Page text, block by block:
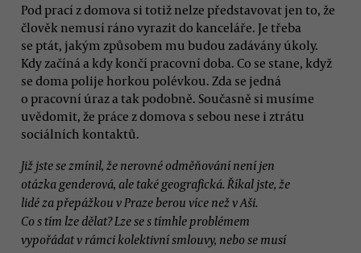
Pod prací z domova si totiž nelze představovat jen to, že
člověk nemusí ráno vyrazit do kanceláře. Je třeba
se ptát, jakým způsobem mu budou zadávány úkoly.
Kdy začíná a kdy končí pracovní doba. Co se stane, když
se doma polije horkou polévkou. Zda se jedná
o pracovní úraz a tak podobně. Současně si musíme
uvědomit, že práce z domova s sebou nese i ztrátu
sociálních kontaktů.
Již jste se zmínil, že nerovné odměňování není jen
otázka genderová, ale také geografická. Říkal jste, že
lidé za přepážkou v Praze berou více než v Aši.
Co s tím lze dělat? Lze se s tímhle problémem
vypořádat v rámci kolektivní smlouvy, nebo se musí